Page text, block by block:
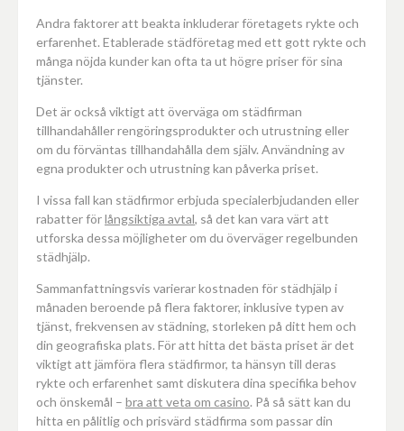
Andra faktorer att beakta inkluderar företagets rykte och
erfarenhet. Etablerade städföretag med ett gott rykte och
många nöjda kunder kan ofta ta ut högre priser för sina
tjänster.
Det är också viktigt att överväga om städfirman
tillhandahåller rengöringsprodukter och utrustning eller
om du förväntas tillhandahålla dem själv. Användning av
egna produkter och utrustning kan påverka priset.
I vissa fall kan städfirmor erbjuda specialerbjudanden eller
rabatter förlångsiktiga avtal, så det kan vara värt att
utforska dessa möjligheter om du överväger regelbunden
städhjälp.
Sammanfattningsvis varierar kostnaden för städhjälp i
månaden beroende på flera faktorer, inklusive typen av
tjänst, frekvensen av städning, storleken på ditt hem och
din geografiska plats. För att hitta det bästa priset är det
viktigt att jämföra flera städfirmor, ta hänsyn till deras
rykte och erfarenhet samt diskutera dina specifika behov
och önskemål – bra att veta om casino. På så sätt kan du
hitta en pålitlig och prisvärd städfirma som passar din